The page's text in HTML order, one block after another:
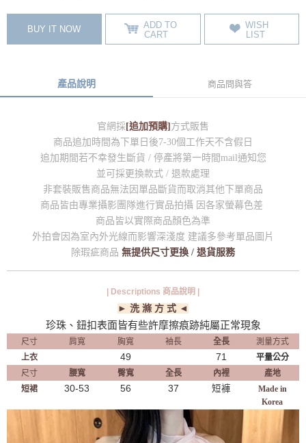
BUY IT NOW
ADD TO
CART
WISH
LIST
產品說明 商品問與答
官網採[追加預購]方式販售
商品追加時間為下單日後7-30個工作天不含假日
追加期間若不幸發生斷貨 / 停產將第一時間mail通知您
並可採更換款式 / 退款處理
非套裝販售商品無法因單品斷貨而取消其他下單商品
商品皆由專業攝影團隊進行實品拍攝 因各家螢幕色差
商品皆以實際商品顏色為準
外拍會因為室內外光線而影響深淺度 建議多參考單品圖片
除瑕疵商品 無提供尺寸更換 / 退貨服務
| Descriptions 商品說明 |
► 洗 滌 方 式 ◄
珍珠、鈕扣表面皆有些許摩擦痕跡純屬正常現象
尺寸 肩寬 胸寬 袖長 全長
測量方式
上衣
49 71
平量公分
尺寸
腰寬 臀寬 全長 內裡
產地
短裙
30-53 56 37 短褲
Made in
Korea